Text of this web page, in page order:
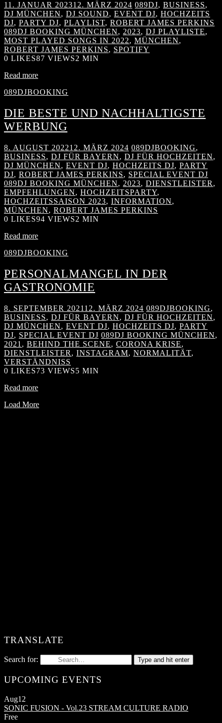
11. JANUAR 202312. MÄRZ 2024 089DJ, BUSINESS,
DJ MÜNCHEN, DJ SOUND, EVENT DJ, HOCHZEITS
DJ, PARTY DJ, PLAYLIST, ROBERT JAMES PERKINS
089DJ BOOKING MÜNCHEN, 2023, DJ PLAYLISTE,
MOST PLAYED SONGS IN 2022, MÜNCHEN,
ROBERT JAMES PERKINS, SPOTIFY
0 LIKES87 VIEWS2 MIN
Read more
089DJBOOKING
DIE BESTE UND NACHHALTIGSTE
WERBUNG
8. AUGUST 202212. MÄRZ 2024 089DJBOOKING,
BUSINESS, DJ FÜR BAYERN, DJ FÜR HOCHZEITEN,
DJ MÜNCHEN, EVENT DJ, HOCHZEITS DJ, PARTY
DJ, ROBERT JAMES PERKINS, SPECIAL EVENT DJ
089DJ BOOKING MÜNCHEN, 2023, DIENSTLEISTER ,
EMPFEHLUNGEN, HOCHZEITSPARTY,
HOCHZEITSSAISON 2023, INFORMATION,
MÜNCHEN, ROBERT JAMES PERKINS
0 LIKES94 VIEWS2 MIN
Read more
089DJBOOKING
PERSONALMANGEL IN DER
GASTRONOMIE
8. SEPTEMBER 2021 12. MÄRZ 2024 089DJBOOKING,
BUSINESS, DJ FÜR BAYERN, DJ FÜR HOCHZEITEN,
DJ MÜNCHEN, EVENT DJ, HOCHZEITS DJ, PARTY
DJ, SPECIAL EVENT DJ 089DJ BOOKING MÜNCHEN,
2021 , BEHIND THE SCENE, CORONA KRISE,
DIENSTLEISTER , INSTAGRAM, NORMALITÄT,
VERSTÄNDNISS
0 LIKES73 VIEWS5 MIN
Read more
Load More
TRANSLATE
Search for: Type and hit enter
UPCOMING EVENTS
Aug12
SONIC FUSION - Vol.23 STREAM CULTURE RADIO
Free